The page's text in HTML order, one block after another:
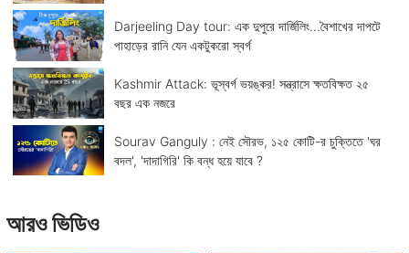
Darjeeling Day tour: এক দুপুরে দার্জিলিং...বৈশাখের দাপটে
পাহাড়ের রানি যেন একটুকরো স্বর্গ
Kashmir Attack: ভূস্বর্গ ভয়ঙ্কর! সন্ত্রাসে ক্ষতবিক্ষত ২৫
বছর এক নজরে
Sourav Ganguly : নেই সৌরভ, ১২৫ কোটি-র চুক্তিতে 'ঘর
বদল', 'দাদাগিরি' কি বন্ধ হয়ে যাবে ?
আরও ভিডিও